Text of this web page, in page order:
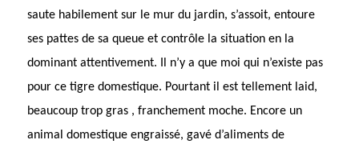
saute habilement sur le mur du jardin, s’assoit, entoure
ses pattes de sa queue et contrôle la situation en la
dominant attentivement. Il n’y a que moi qui n’existe pas
pour ce tigre domestique. Pourtant il est tellement laid,
beaucoup trop gras , franchement moche. Encore un
animal domestique engraissé, gavé d’aliments de